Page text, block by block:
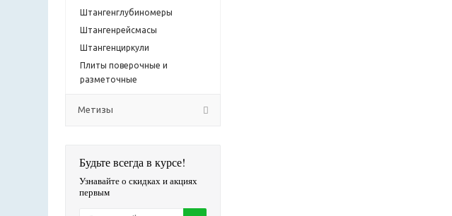
Штангенглубиномеры
Штангенрейсмасы
Штангенциркули
Плиты поверочные и
разметочные
Метизы
Будьте всегда в курсе!
Узнавайте о скидках и акциях
первым